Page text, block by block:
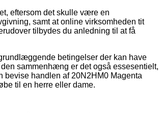
eftersom det skulle være en
samt at online virksomheden tit
tilbydes du anledning til at få
betingelser der kan have
sammenhæng er det også essesentielt,
bevise handlen af 20N2HM0 Magenta
til en herre eller dame.